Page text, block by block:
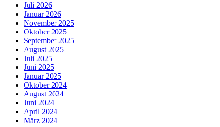
Juli 2026
Januar 2026
November 2025
Oktober 2025
September 2025
August 2025
Juli 2025
Juni 2025
Januar 2025
Oktober 2024
August 2024
Juni 2024
April 2024
März 2024